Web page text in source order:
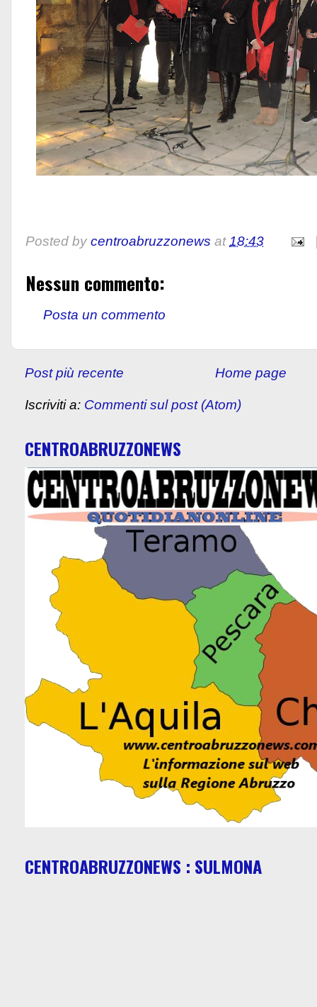
Posted by centroabruzzonews at18:43
Nessun commento:
Posta un commento
Post più recente Home page
Iscriviti a: Commenti sul post (Atom)
CENTROABRUZZONEWS
CENTROABRUZZONEWS : SULMONA